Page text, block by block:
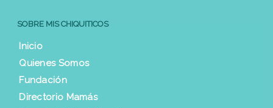
SOBRE MIS CHIQUITICOS
Inicio
Quienes Somos
Fundación
Directorio Mamás